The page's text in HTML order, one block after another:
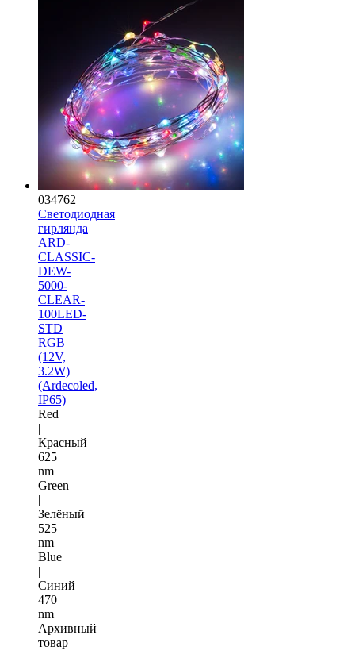
034762
Светодиодная
гирлянда
ARD-
CLASSIC-
DEW-
5000-
CLEAR-
100LED-
STD
RGB
(12V,
3.2W)
(Ardecoled,
IP65)
Red
|
Красный
625
nm
Green
|
Зелёный
525
nm
Blue
|
Синий
470
nm
Архивный
товар